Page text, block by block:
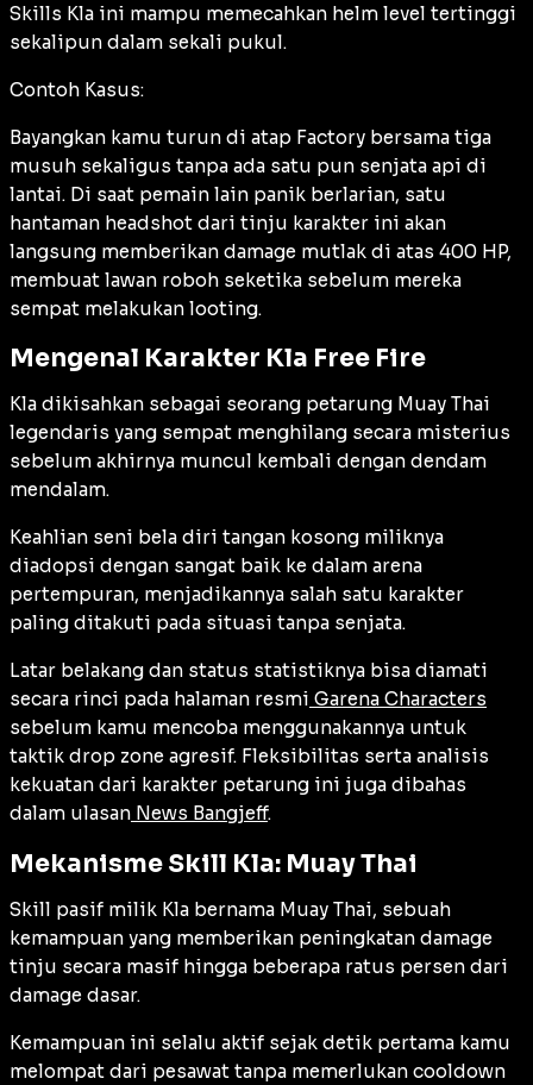
Skills Kla ini mampu memecahkan helm level tertinggi
sekalipun dalam sekali pukul.
Contoh Kasus:
Bayangkan kamu turun di atap Factory bersama tiga
musuh sekaligus tanpa ada satu pun senjata api di
lantai. Di saat pemain lain panik berlarian, satu
hantaman headshot dari tinju karakter ini akan
langsung memberikan damage mutlak di atas 400 HP,
membuat lawan roboh seketika sebelum mereka
sempat melakukan looting.
Mengenal Karakter Kla Free Fire
Kla dikisahkan sebagai seorang petarung Muay Thai
legendaris yang sempat menghilang secara misterius
sebelum akhirnya muncul kembali dengan dendam
mendalam.
Keahlian seni bela diri tangan kosong miliknya
diadopsi dengan sangat baik ke dalam arena
pertempuran, menjadikannya salah satu karakter
paling ditakuti pada situasi tanpa senjata.
Latar belakang dan status statistiknya bisa diamati
secara rinci pada halaman resmi Garena Characters
sebelum kamu mencoba menggunakannya untuk
taktik drop zone agresif. Fleksibilitas serta analisis
kekuatan dari karakter petarung ini juga dibahas
dalam ulasan News Bangjeff.
Mekanisme Skill Kla: Muay Thai
Skill pasif milik Kla bernama Muay Thai, sebuah
kemampuan yang memberikan peningkatan damage
tinju secara masif hingga beberapa ratus persen dari
damage dasar.
Kemampuan ini selalu aktif sejak detik pertama kamu
melompat dari pesawat tanpa memerlukan cooldown